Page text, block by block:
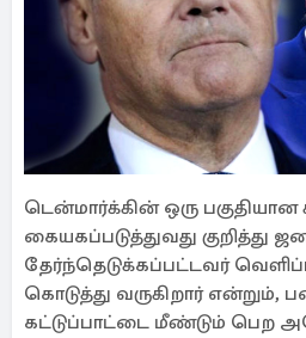
டென்மார்க்கின் ஒரு
கையகப்படுத்துவது குறித்து
தேர்ந்தெடுக்கப்பட்டவர்
கொடுத்து வருகிறார் என்றும்,
கட்டுப்பாட்டை மீண்டும் பெற